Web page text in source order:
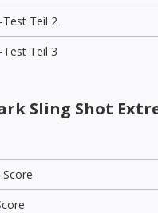
Test Teil 2
Test Teil 3
Sling Shot
Score